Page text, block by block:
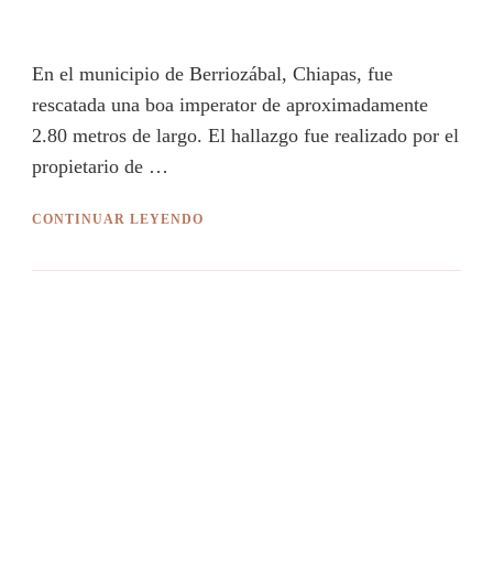
En el municipio de Berriozábal, Chiapas, fue
rescatada una boa imperator de aproximadamente
2.80 metros de largo. El hallazgo fue realizado por el
propietario de …
CONTINUAR LEYENDO